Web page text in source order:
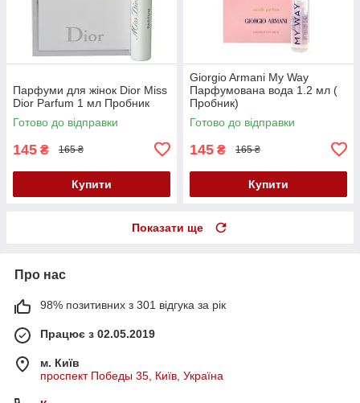
Парфуми для жінок Dior Miss
Dior Parfum 1 мл Пробник
Готово до відправки
145 ₴ 165 ₴
Купити
Giorgio Armani My Way
Парфумована вода 1.2 мл (
Пробник)
Готово до відправки
145 ₴ 165 ₴
Купити
Показати ще
Про нас
98% позитивних з 301 відгука за рік
Працює з 02.05.2019
м. Київ
проспект Победы 35, Київ, Україна